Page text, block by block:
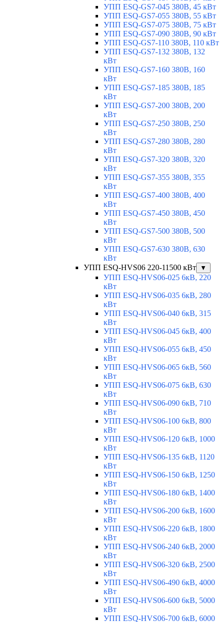
УПП ESQ-GS7-045 380В, 45 кВт
УПП ESQ-GS7-055 380В, 55 кВт
УПП ESQ-GS7-075 380В, 75 кВт
УПП ESQ-GS7-090 380В, 90 кВт
УПП ESQ-GS7-110 380В, 110 кВт
УПП ESQ-GS7-132 380В, 132
кВт
УПП ESQ-GS7-160 380В, 160
кВт
УПП ESQ-GS7-185 380В, 185
кВт
УПП ESQ-GS7-200 380В, 200
кВт
УПП ESQ-GS7-250 380В, 250
кВт
УПП ESQ-GS7-280 380В, 280
кВт
УПП ESQ-GS7-320 380В, 320
кВт
УПП ESQ-GS7-355 380В, 355
кВт
УПП ESQ-GS7-400 380В, 400
кВт
УПП ESQ-GS7-450 380В, 450
кВт
УПП ESQ-GS7-500 380В, 500
кВт
УПП ESQ-GS7-630 380В, 630
кВт
УПП ESQ-HVS06 220-11500 кВт
▼
УПП ESQ-HVS06-025 6кВ, 220
кВт
УПП ESQ-HVS06-035 6кВ, 280
кВт
УПП ESQ-HVS06-040 6кВ, 315
кВт
УПП ESQ-HVS06-045 6кВ, 400
кВт
УПП ESQ-HVS06-055 6кВ, 450
кВт
УПП ESQ-HVS06-065 6кВ, 560
кВт
УПП ESQ-HVS06-075 6кВ, 630
кВт
УПП ESQ-HVS06-090 6кВ, 710
кВт
УПП ESQ-HVS06-100 6кВ, 800
кВт
УПП ESQ-HVS06-120 6кВ, 1000
кВт
УПП ESQ-HVS06-135 6кВ, 1120
кВт
УПП ESQ-HVS06-150 6кВ, 1250
кВт
УПП ESQ-HVS06-180 6кВ, 1400
кВт
УПП ESQ-HVS06-200 6кВ, 1600
кВт
УПП ESQ-HVS06-220 6кВ, 1800
кВт
УПП ESQ-HVS06-240 6кВ, 2000
кВт
УПП ESQ-HVS06-320 6кВ, 2500
кВт
УПП ESQ-HVS06-490 6кВ, 4000
кВт
УПП ESQ-HVS06-600 6кВ, 5000
кВт
УПП ESQ-HVS06-700 6кВ, 6000